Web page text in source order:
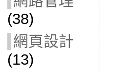
(38)
網頁設計
(13)